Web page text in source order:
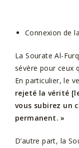
Connexion de
La Sourate Al-
sévère pour ceux
En particulier, le
rejeté la vérité
vous subirez un
permanent. »
D’autre part, la